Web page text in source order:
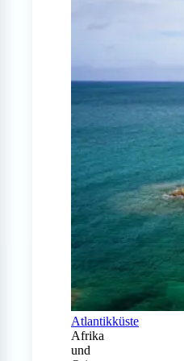
Atlantikküste
Afrika
und